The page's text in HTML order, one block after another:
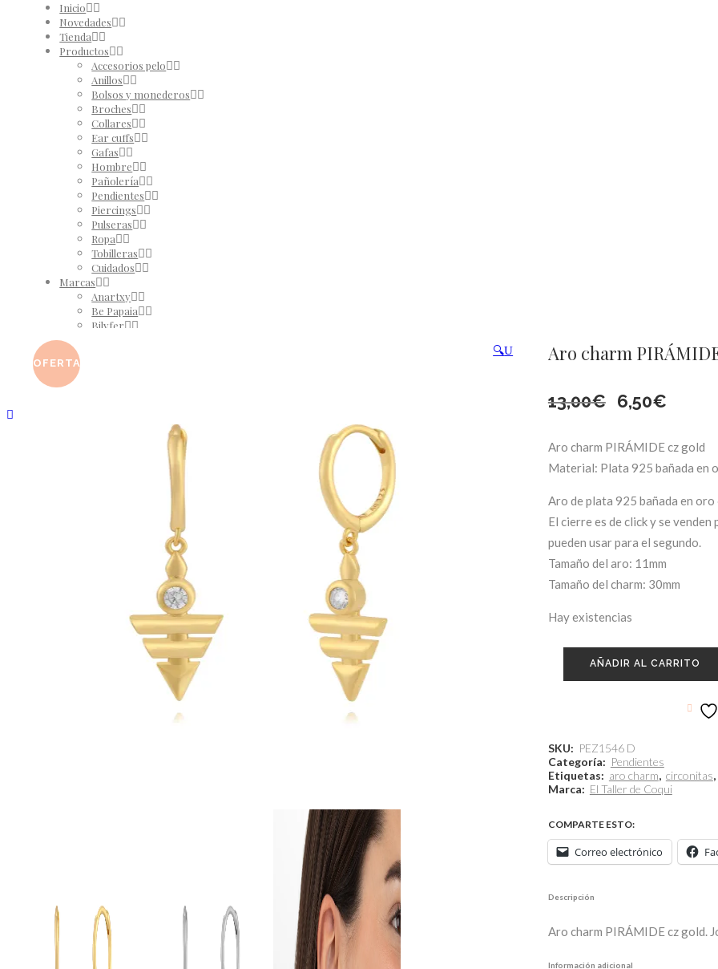
Inicio
Novedades
Tienda
Productos
Accesorios pelo
Anillos
Bolsos y monederos
Broches
Collares
Ear cuffs
Gafas
Hombre
Pañolería
Pendientes
Piercings
Pulseras
Ropa
Tobilleras
Cuidados
Marcas
Anartxy
Be Papaia
Bilyfer
REBAJAS
OFERTA
🔍 Aro charm
13,00€ El
precio
original
era:
13,00€.
6,50€El
actual
es:
6,50€.
Aro charm PIRÁMIDE cz gold
Material: Plata 925 bañada en
Aro de plata 925 bañada en
El cierre es de click y se
pueden usar para el segundo.
Tamaño del aro: 11mm
Tamaño del charm: 30mm
Hay existencias
AÑADIR AL CARRITO
SKU: PEZ1546 D
Categoría: Pendientes
Etiquetas: aro charm, circonitas,
Marca: El Taller de Coqui
COMPARTE ESTO:
Correo electrónico
Descripción
Aro charm PIRÁMIDE cz gold.
Información adicional